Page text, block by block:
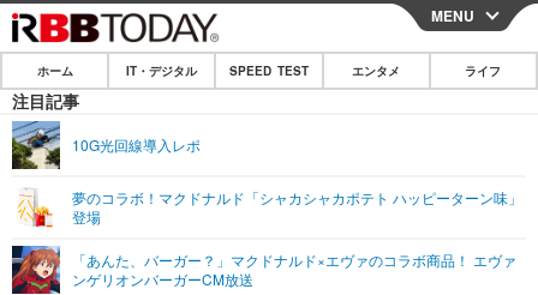
CLOSE
ホーム
IT・デジタル
ショッピング その他
エンタメ
エンタメTOP
ライフ
MENU
ホーム IT・デジタル SPEED TEST エンタメ ライフ
注目記事
10G光回線導入レポ
夢のコラボ！マクドナルド「シャカシャカポテト ハッピーターン味」
登場
「あんた、バーガー？」マクドナルド×エヴァのコラボ商品！ エヴァ
ンゲリオンバーガーCM放送